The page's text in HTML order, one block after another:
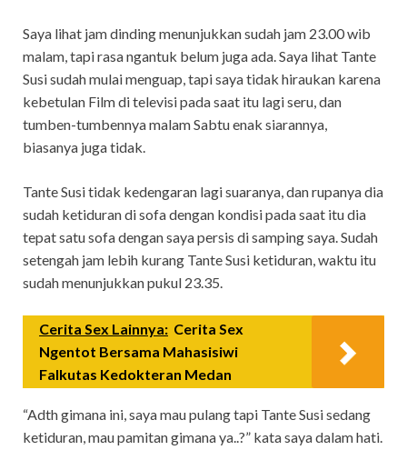
Saya lihat jam dinding menunjukkan sudah jam 23.00 wib
malam, tapi rasa ngantuk belum juga ada. Saya lihat Tante
Susi sudah mulai menguap, tapi saya tidak hiraukan karena
kebetulan Film di televisi pada saat itu lagi seru, dan
tumben-tumbennya malam Sabtu enak siarannya,
biasanya juga tidak.
Tante Susi tidak kedengaran lagi suaranya, dan rupanya dia
sudah ketiduran di sofa dengan kondisi pada saat itu dia
tepat satu sofa dengan saya persis di samping saya. Sudah
setengah jam lebih kurang Tante Susi ketiduran, waktu itu
sudah menunjukkan pukul 23.35.
Cerita Sex Lainnya: Cerita Sex
Ngentot Bersama Mahasisiwi
Falkutas Kedokteran Medan
“Adth gimana ini, saya mau pulang tapi Tante Susi sedang
ketiduran, mau pamitan gimana ya..?” kata saya dalam hati.